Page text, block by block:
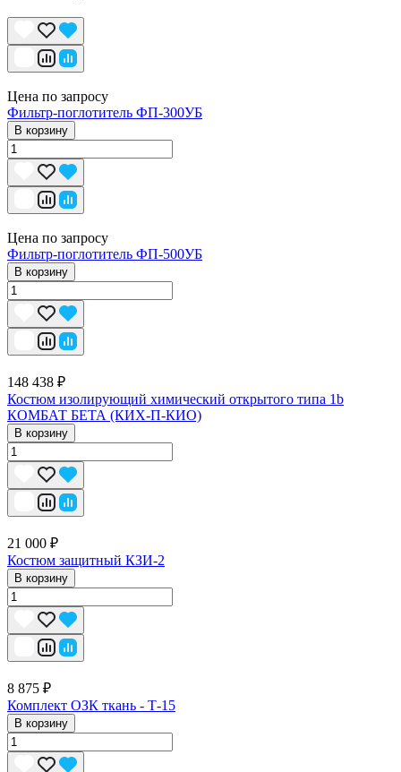
Цена по запросу
Фильтр-поглотитель ФП-300УБ
В корзину
Цена по запросу
Фильтр-поглотитель ФП-500УБ
В корзину
148 438 ₽
Костюм изолирующий химический открытого типа 1b
КОМБАТ БЕТА (КИХ-П-КИО)
В корзину
21 000 ₽
Костюм защитный КЗИ-2
В корзину
8 875 ₽
Комплект ОЗК ткань - Т-15
В корзину